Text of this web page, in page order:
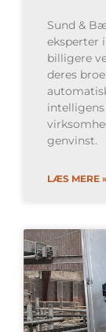
Sund &
eksperter
billigere
deres
genvinst.​
LÆS MERE